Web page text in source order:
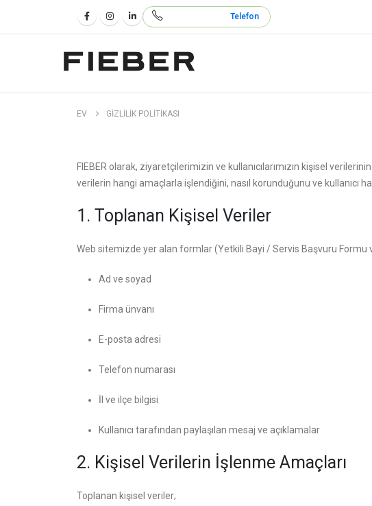
Telefon
EV GIZLILIK POLITIKASI
FIEBER olarak, ziyaretçilerimizin ve kullanıcılarımızın kişisel
verilerin hangi amaçlarla işlendiğini, nasıl korunduğunu ve kullanıcı
1. Toplanan Kişisel Veriler
Web sitemizde yer alan formlar (Yetkili Bayi / Servis Başvuru Formu
Ad ve soyad
Firma ünvanı
E-posta adresi
Telefon numarası
İl ve ilçe bilgisi
Kullanıcı tarafından paylaşılan mesaj ve açıklamalar
2. Kişisel Verilerin İşlenme Amaçları
Toplanan kişisel veriler;